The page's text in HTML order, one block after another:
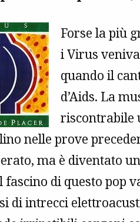
Forse la più
i Virus
quando il
d’Aids. La
riscontrabile
nelle prove
ma è diventato
di questo pop
di intrecci